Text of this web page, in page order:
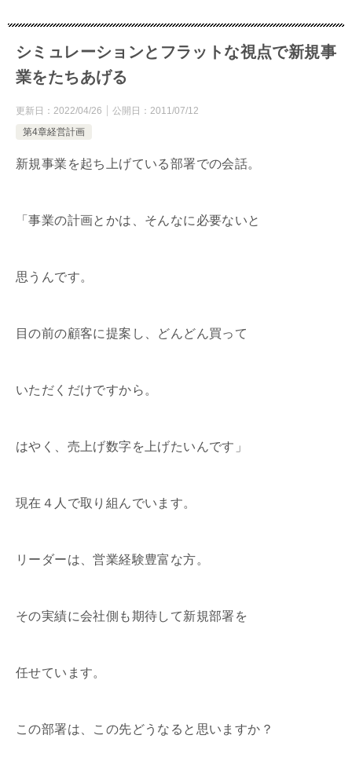
シミュレーションとフラットな視点で新規事
業をたちあげる
更新日： 2022/04/26 公開日： 2011/07/12
第4章経営計画
新規事業を起ち上げている部署での会話。
「事業の計画とかは、そんなに必要ないと
思うんです。
目の前の顧客に提案し、どんどん買って
いただくだけですから。
はやく、売上げ数字を上げたいんです」
現在４人で取り組んでいます。
リーダーは、営業経験豊富な方。
その実績に会社側も期待して新規部署を
任せています。
この部署は、この先どうなると思いますか？